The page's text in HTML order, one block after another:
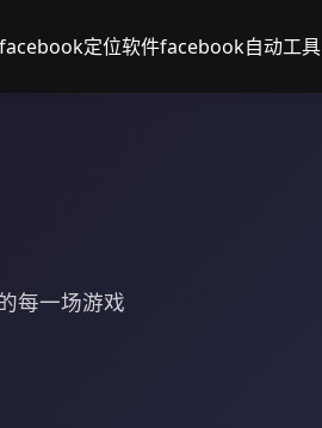
facebook定位软件facebook自动工具
每一场游戏